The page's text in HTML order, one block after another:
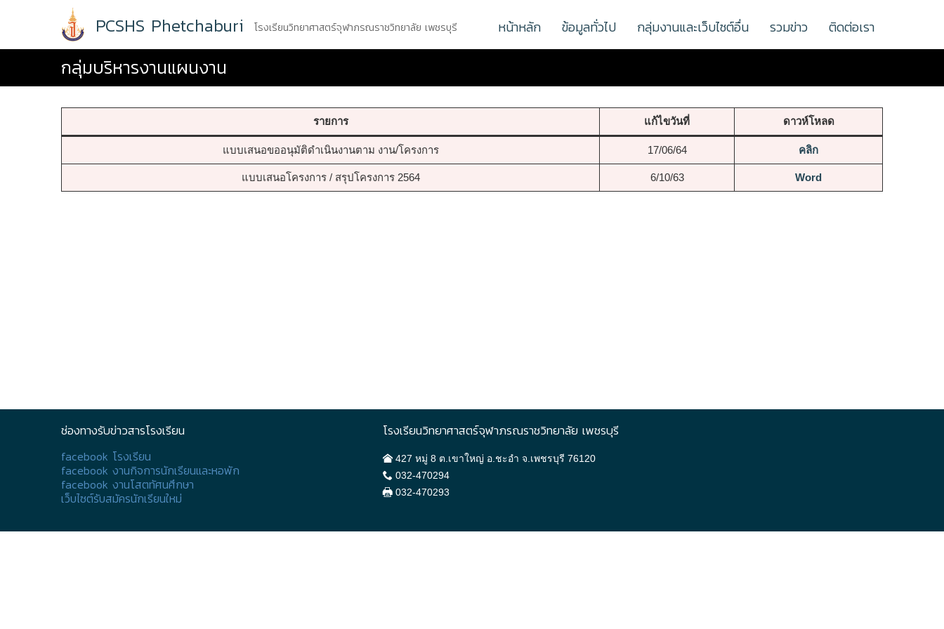
PCSHS Phetchaburi โรงเรียนวิทยาศาสตร์จุฬาภรณราชวิทยาลัย เพชรบุรี หน้าหลัก ข้อมูลทั่วไป กลุ่มงานและเว็บไซต์อื่น รวมข่าว ติดต่อเรา
กลุ่มบริหารงานแผนงาน
รายการ แก้ไขวันที่ ดาวห์โหลด
แบบเสนอขออนุมัติดำเนินงานตาม งาน/โครงการ 17/06/64 คลิก
แบบเสนอโครงการ / สรุปโครงการ 2564 6/10/63 Word
ช่องทางรับข่าวสารโรงเรียน
facebook โรงเรียน
facebook งานกิจการนักเรียนและหอพัก
facebook งานโสตทัศนศึกษา
เว็บไซต์รับสมัครนักเรียนใหม่
โรงเรียนวิทยาศาสตร์จุฬาภรณราชวิทยาลัย เพชรบุรี
427 หมู่ 8 ต.เขาใหญ่ อ.ชะอำ จ.เพชรบุรี 76120
032-470294
032-470293